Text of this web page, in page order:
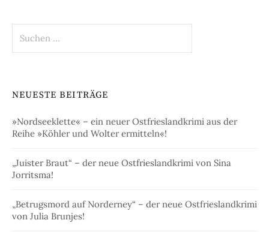
nach:
NEUESTE BEITRÄGE
»Nordseeklette« – ein neuer Ostfrieslandkrimi aus der
Reihe »Köhler und Wolter ermitteln«!
„Juister Braut“ – der neue Ostfrieslandkrimi von Sina
Jorritsma!
„Betrugsmord auf Norderney“ – der neue Ostfrieslandkrimi
von Julia Brunjes!